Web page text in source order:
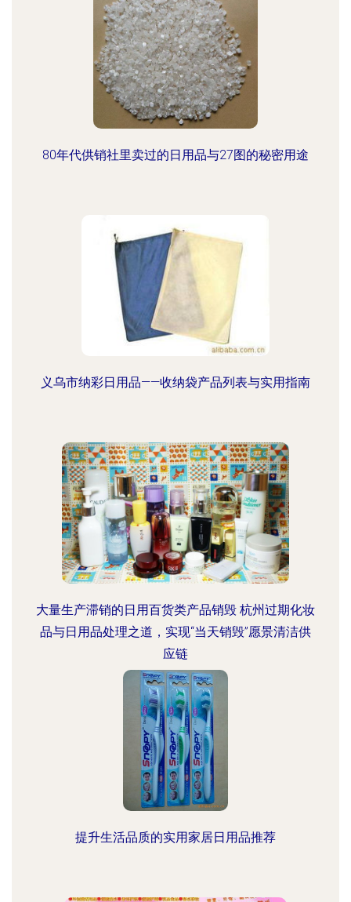
80年代供销社里卖过的日用品与27图的秘密用途
义乌市纳彩日用品——收纳袋产品列表与实用指南
大量生产滞销的日用百货类产品销毁 杭州过期化妆
品与日用品处理之道，实现“当天销毁”愿景清洁供
应链
提升生活品质的实用家居日用品推荐